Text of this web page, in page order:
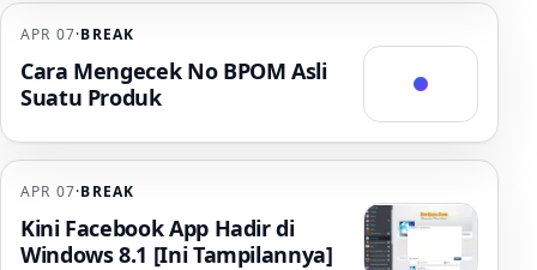
APR 07·BREAK
Cara Mengecek No BPOM Asli
Suatu Produk
APR 07·BREAK
Kini Facebook App Hadir di
Windows 8.1 [Ini Tampilannya]